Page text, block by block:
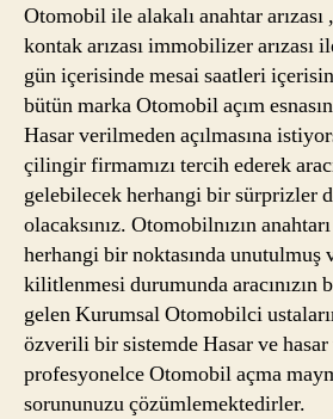
Otomobil ile alakalı anahtar
kontak arızası immobilizer arızası
gün içerisinde mesai saatleri
bütün marka Otomobil açım
Hasar verilmeden açılmasına
çilingir firmamızı tercih ederek
gelebilecek herhangi bir sürprizler
olacaksınız. Otomobilnızın
herhangi bir noktasında unutulmuş
kilitlenmesi durumunda aracınızın
gelen Kurumsal Otomobilci
özverili bir sistemde Hasar ve
profesyonelce Otomobil açma
sorununuzu çözümlemektedirler.